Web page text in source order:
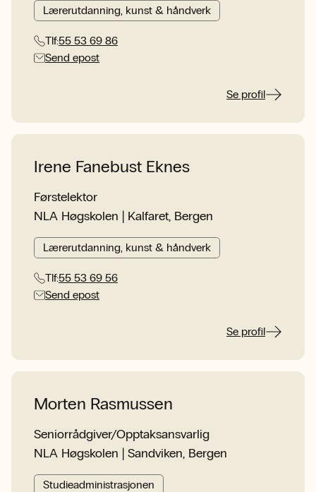
Lærerutdanning, kunst & håndverk
Tlf:55 53 69 86
Send epost
Se profil
Irene Fanebust Eknes
Førstelektor
NLA Høgskolen | Kalfaret, Bergen
Lærerutdanning, kunst & håndverk
Tlf:55 53 69 56
Send epost
Se profil
Morten Rasmussen
Seniorrådgiver/Opptaksansvarlig
NLA Høgskolen | Sandviken, Bergen
Studieadministrasjonen